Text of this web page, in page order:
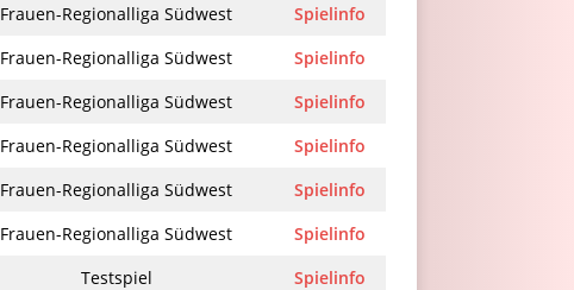
Frauen-Regionalliga Südwest
Spielinfo
Frauen-Regionalliga Südwest
Spielinfo
Frauen-Regionalliga Südwest
Spielinfo
Frauen-Regionalliga Südwest
Spielinfo
Frauen-Regionalliga Südwest
Spielinfo
Frauen-Regionalliga Südwest
Spielinfo
Testspiel
Spielinfo